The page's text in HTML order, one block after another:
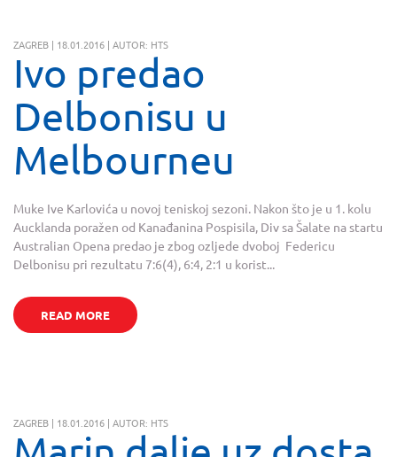
ZAGREB | 18.01.2016 | AUTOR: HTS
Ivo predao
Delbonisu u
Melbourneu
Muke Ive Karlovića u novoj teniskoj sezoni. Nakon što je u 1. kolu
Aucklanda poražen od Kanađanina Pospisila, Div sa Šalate na startu
Australian Opena predao je zbog ozljede dvoboj Federicu
Delbonisu pri rezultatu 7:6(4), 6:4, 2:1 u korist...
READ MORE
ZAGREB | 18.01.2016 | AUTOR: HTS